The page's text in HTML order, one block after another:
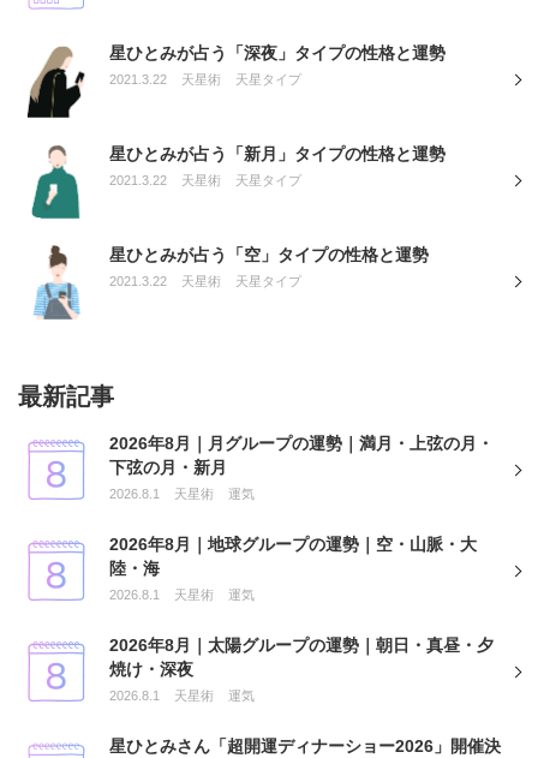
星ひとみが占う「深夜」タイプの性格と運勢
2021.3.22 天星術 天星タイプ
星ひとみが占う「新月」タイプの性格と運勢
2021.3.22 天星術 天星タイプ
星ひとみが占う「空」タイプの性格と運勢
2021.3.22 天星術 天星タイプ
最新記事
2026年8月｜月グループの運勢｜満月・上弦の月・
下弦の月・新月
2026.8.1 天星術 運気
2026年8月｜地球グループの運勢｜空・山脈・大
陸・海
2026.8.1 天星術 運気
2026年8月｜太陽グループの運勢｜朝日・真昼・夕
焼け・深夜
2026.8.1 天星術 運気
星ひとみさん「超開運ディナーショー2026」開催決